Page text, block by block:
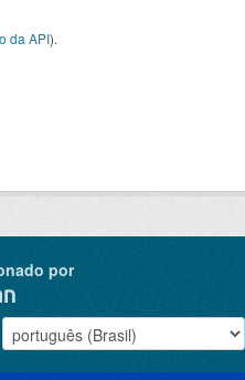
da API).
por